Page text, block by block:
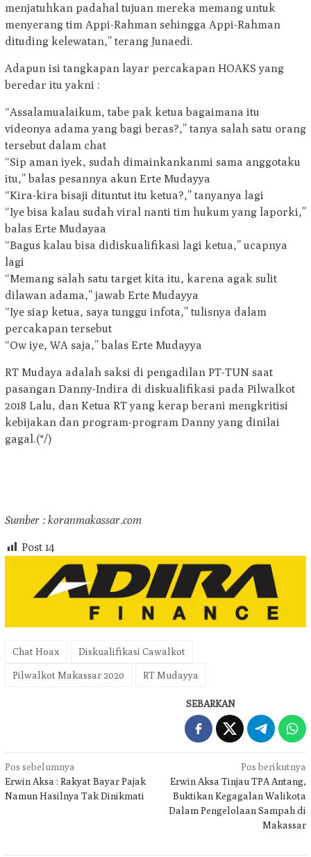
menjatuhkan padahal tujuan mereka memang untuk
menyerang tim Appi-Rahman sehingga Appi-Rahman
dituding kelewatan,” terang Junaedi.
Adapun isi tangkapan layar percakapan HOAKS yang
beredar itu yakni :
“Assalamualaikum, tabe pak ketua bagaimana itu
videonya adama yang bagi beras?,” tanya salah satu orang
tersebut dalam chat
“Sip aman iyek, sudah dimainkankanmi sama anggotaku
itu,” balas pesannya akun Erte Mudayya
“Kira-kira bisaji dituntut itu ketua?,” tanyanya lagi
“Iye bisa kalau sudah viral nanti tim hukum yang laporki,”
balas Erte Mudayaa
“Bagus kalau bisa didiskualifikasi lagi ketua,” ucapnya
lagi
“Memang salah satu target kita itu, karena agak sulit
dilawan adama,” jawab Erte Mudayya
“Iye siap ketua, saya tunggu infota,” tulisnya dalam
percakapan tersebut
“Ow iye, WA saja,” balas Erte Mudayya
RT Mudaya adalah saksi di pengadilan PT-TUN saat
pasangan Danny-Indira di diskualifikasi pada Pilwalkot
2018 Lalu, dan Ketua RT yang kerap berani mengkritisi
kebijakan dan program-program Danny yang dinilai
gagal.(*/)
Sumber : koranmakassar.com
Post 14
Chat Hoax Diskualifikasi Cawalkot
Pilwalkot Makassar 2020 RT Mudayya
SEBARKAN
Navigasi
pos
Pos sebelumnya
Erwin Aksa : Rakyat Bayar Pajak
Namun Hasilnya Tak Dinikmati
Pos berikutnya
Erwin Aksa Tinjau TPA Antang,
Buktikan Kegagalan Walikota
Dalam Pengelolaan Sampah di
Makassar